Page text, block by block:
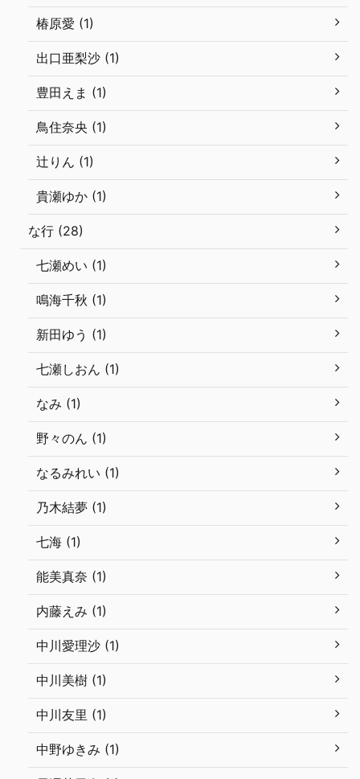
椿原愛 (1)
出口亜梨沙 (1)
豊田えま (1)
鳥住奈央 (1)
辻りん (1)
貴瀬ゆか (1)
な行 (28)
七瀬めい (1)
鳴海千秋 (1)
新田ゆう (1)
七瀬しおん (1)
なみ (1)
野々のん (1)
なるみれい (1)
乃木結夢 (1)
七海 (1)
能美真奈 (1)
内藤えみ (1)
中川愛理沙 (1)
中川美樹 (1)
中川友里 (1)
中野ゆきみ (1)